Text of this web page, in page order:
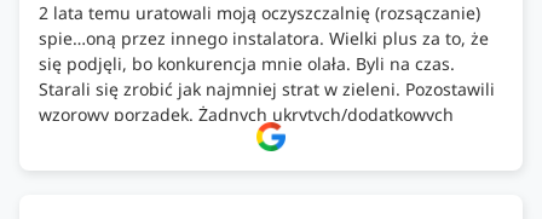
2 lata temu uratowali moją oczyszczalnię (rozsączanie)
spie…oną przez innego instalatora. Wielki plus za to, że
się podjęli, bo konkurencja mnie olała. Byli na czas.
Starali się zrobić jak najmniej strat w zieleni. Pozostawili
wzorowy porządek. Żadnych ukrytych/dodatkowych
kosztów. Zaskoczenie. Kontakt bardzo OK. Obsługa
pomontażowa również OK. A ich środki do oczyszczalni –